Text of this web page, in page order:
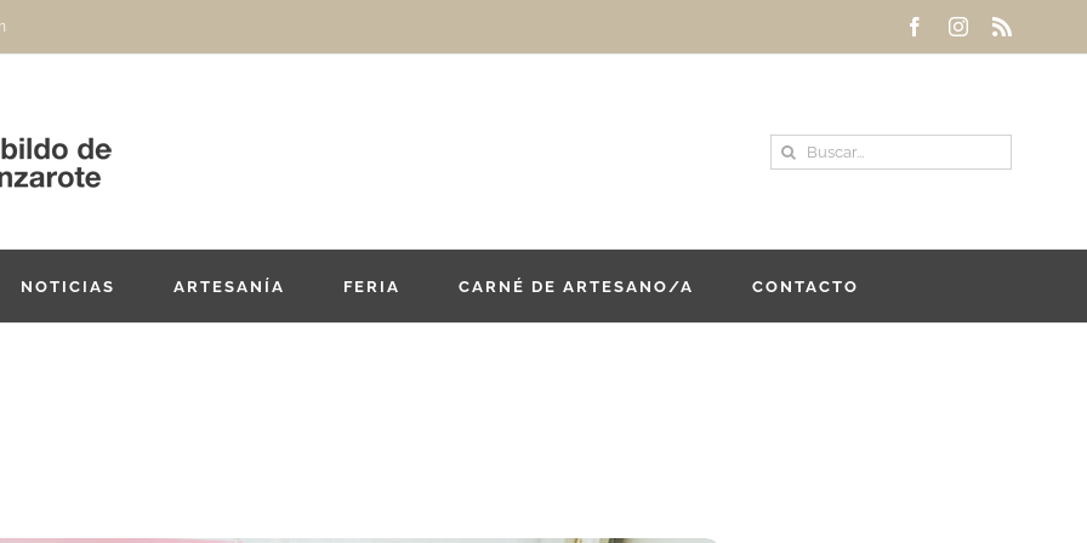
FacebookInstagram
Buscar:
NOTICIAS ARTESANÍA FERIA CARNÉ DE ARTESANO/A CONTACTO